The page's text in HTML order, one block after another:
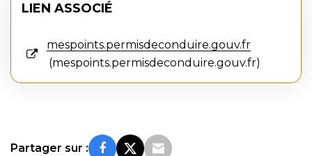
LIEN ASSOCIÉ
mespoints.permisdeconduire.gouv.fr
mespoints.permisdeconduire.gouv.fr
Partager sur :